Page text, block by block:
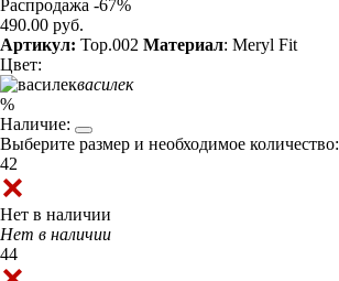
Распродажа -67%
490.00 руб.
Артикул: Top.002 Материал: Meryl Fit
Цвет:
василек
%
Наличие:
Выберите размер и необходимое количество:
42
Нет в наличии
Нет в наличии
44